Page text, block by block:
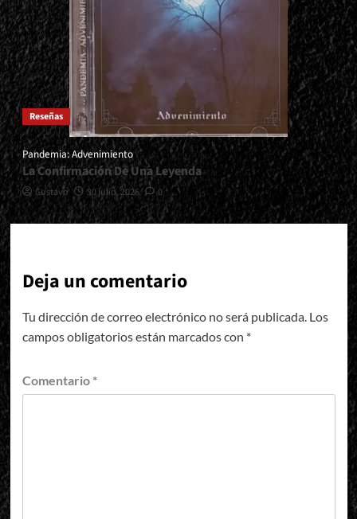
Reseñas
Pandemia: Advenimiento
La Confirmación De Una Leyenda
Gustavo 30 julio, 2026 0
Deja un comentario
Tu dirección de correo electrónico no será publicada. Los
campos obligatorios están marcados con *
Comentario *